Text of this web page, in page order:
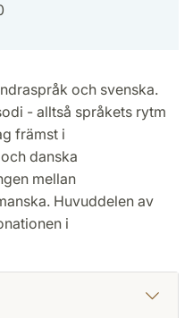
och svenska.
- alltså språkets rytm
främst i
danska
mellan
Huvuddelen av
i